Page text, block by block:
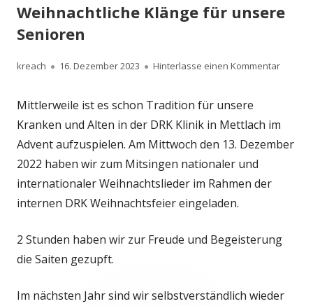
Weihnachtliche Klänge für unsere
Senioren
Autor
kreach
Veröffentlicht
16. Dezember 2023 Hinterlasse einen Kommentarzu
Mittlerweile ist es schon Tradition für unsere
Kranken und Alten in der DRK Klinik in Mettlach im
Advent aufzuspielen. Am Mittwoch den 13. Dezember
2022 haben wir zum Mitsingen nationaler und
internationaler Weihnachtslieder im Rahmen der
internen DRK Weihnachtsfeier eingeladen.
2 Stunden haben wir zur Freude und Begeisterung
die Saiten gezupft.
Im nächsten Jahr sind wir selbstverständlich wieder